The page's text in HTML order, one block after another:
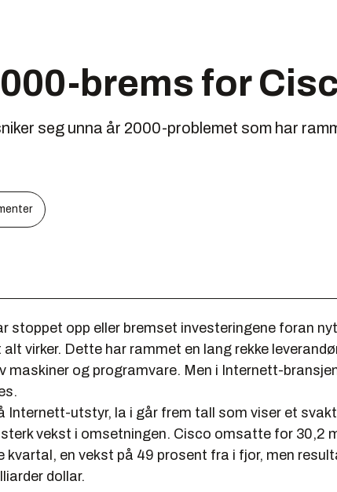
brems for
seg unna år 2000-problemet som har
stoppet opp eller bremset investeringene foran
virker. Dette har rammet en lang rekke
maskiner og programvare. Men i Internett-
Internett-utstyr, la i går frem tall som viser et
vekst i omsetningen. Cisco omsatte for 30,2
kvartal, en vekst på 49 prosent fra i fjor, men
dollar.